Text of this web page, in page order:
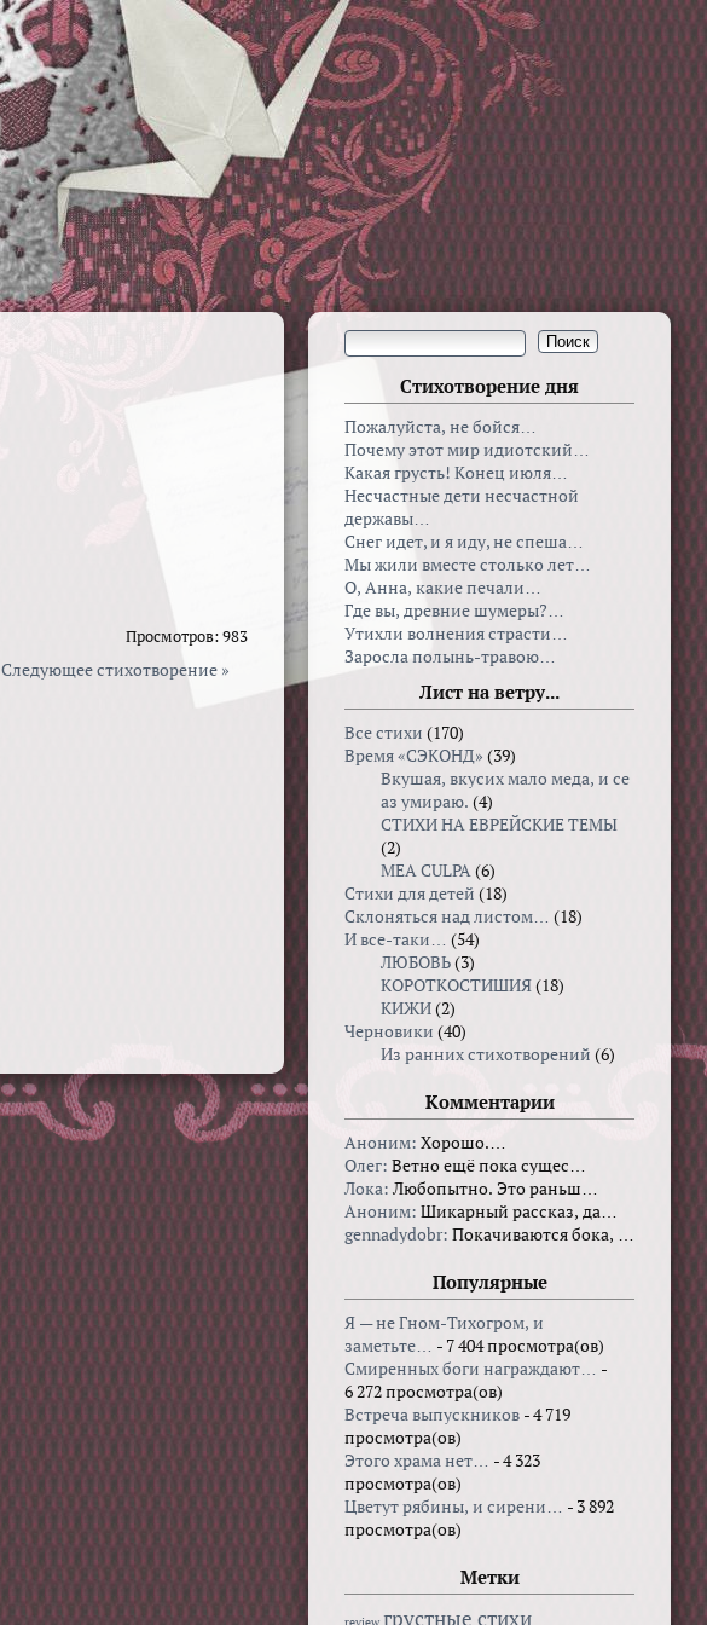
Стихотворение дня
Пожалуйста, не бойся…
Почему этот мир идиотский…
Какая грусть! Конец июля…
Несчастные дети несчастной
державы…
Снег идет, и я иду, не спеша…
Мы жили вместе столько лет…
О, Анна, какие печали…
Где вы, древние шумеры?…
Утихли волнения страсти…
Заросла полынь-травою…
Лист на ветру...
Все стихи (170)
Время «СЭКОНД» (39)
Вкушая, вкуcих мало меда, и се
аз умираю. (4)
СТИХИ НА ЕВРЕЙСКИЕ ТЕМЫ
(2)
MEA CULPA(6)
Стихи для детей (18)
Склоняться над листом… (18)
И все-таки… (54)
ЛЮБОВЬ(3)
КОРОТКОСТИШИЯ(18)
КИЖИ(2)
Черновики (40)
Из ранних стихотворений (6)
Комментарии
Аноним: Хорошо.…
Олег: Ветно ещё пока сущес…
Лока: Любопытно. Это раньш…
Аноним: Шикарный рассказ, да…
gennadydobr: Покачиваются бока, …
Популярные
Я — не Гном-Тихогром, и
заметьте… - 7 404 просмотра(ов)
Смиренных боги награждают… -
6 272 просмотра(ов)
Встреча выпускников - 4 719
просмотра(ов)
Этого храма нет… - 4 323
просмотра(ов)
Цветут рябины, и сирени… - 3 892
просмотра(ов)
Метки
грустные стихи
Просмотров: 983
Следующее стихотворение »